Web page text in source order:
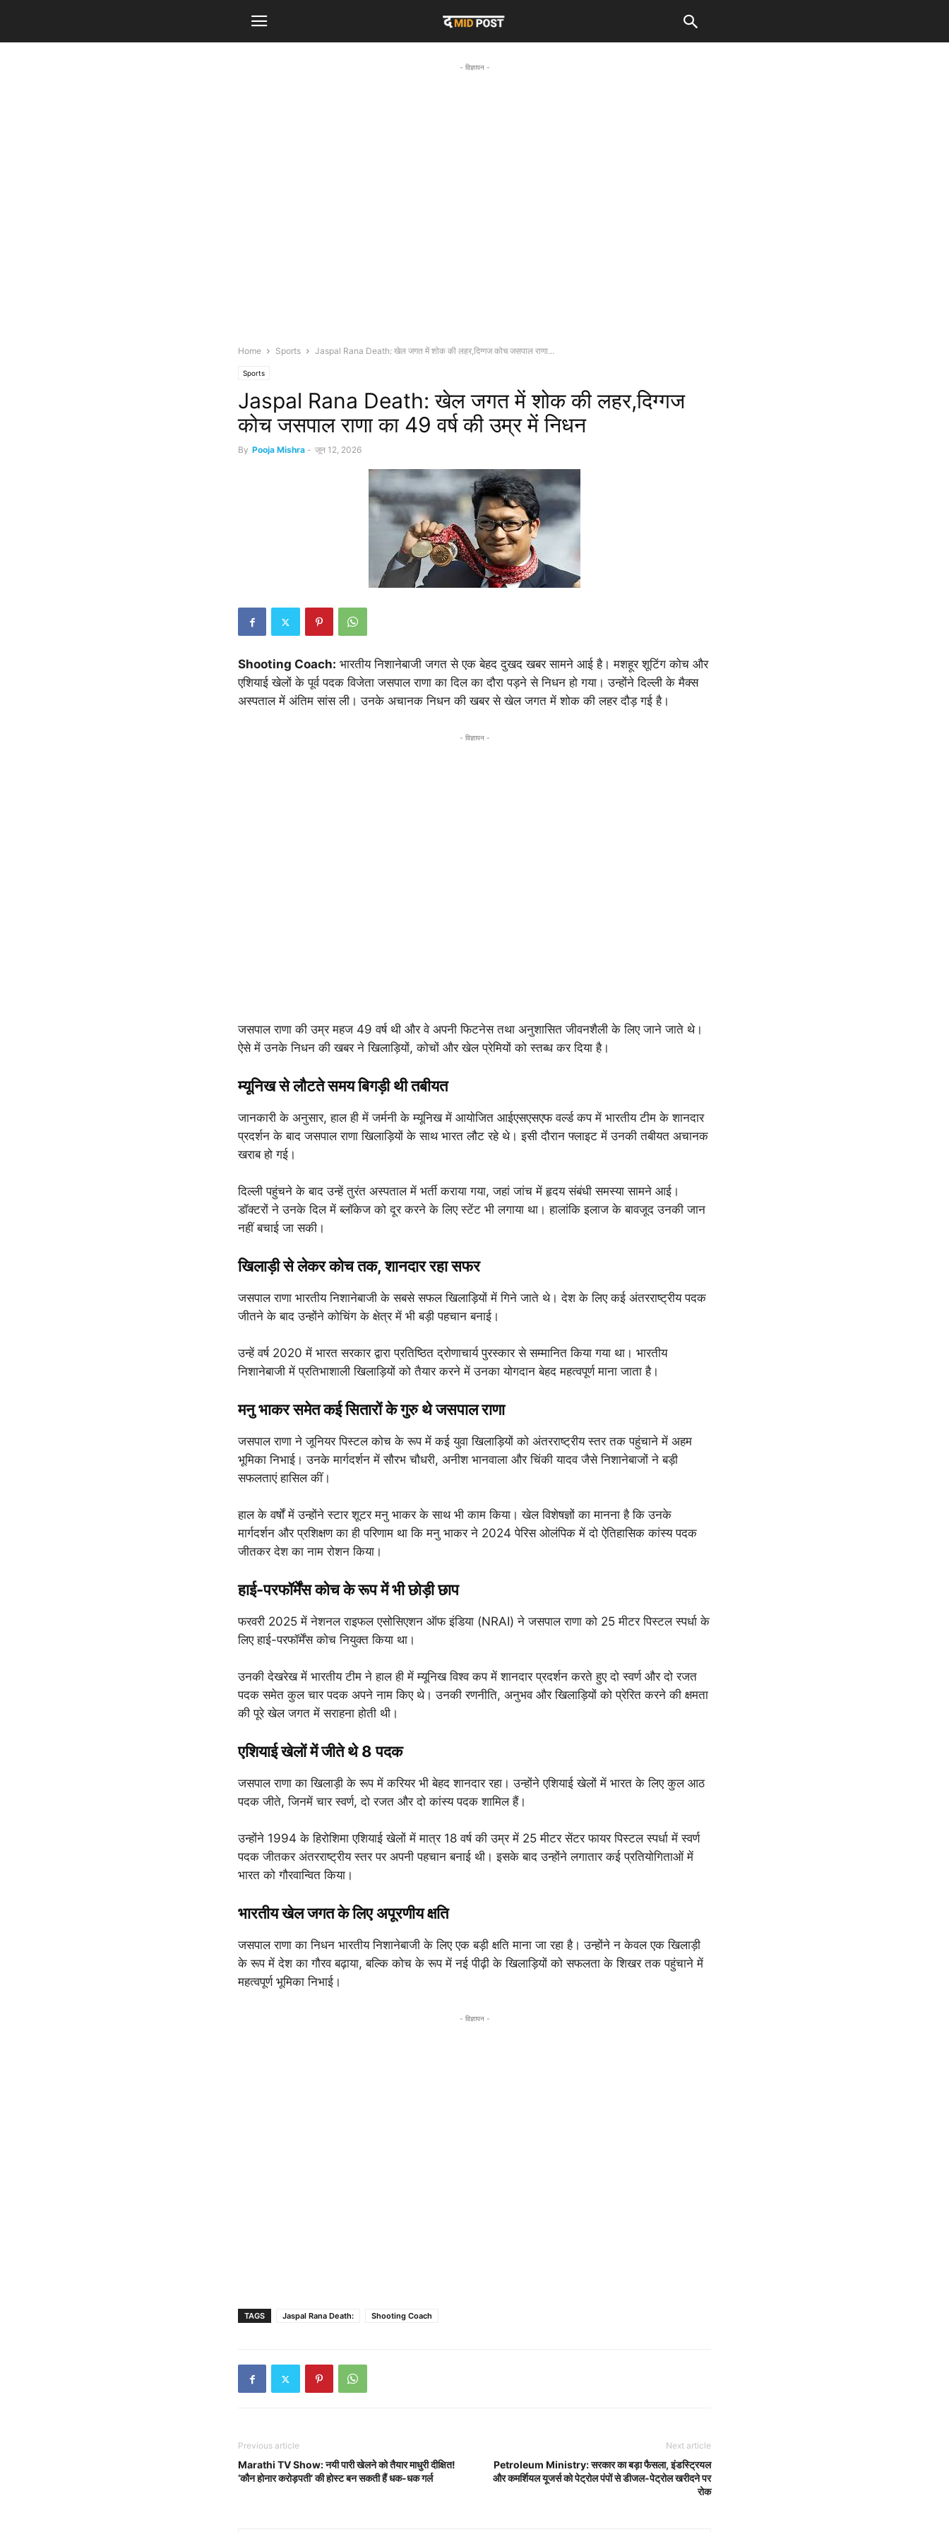
- विज्ञापन -
Home Sports Jaspal Rana Death: खेल जगत में शोक की लहर,दिग्गज कोच जसपाल राणा...
Sports
Jaspal Rana Death: खेल जगत में शोक की लहर,दिग्गज
कोच जसपाल राणा का 49 वर्ष की उम्र में निधन
By Pooja Mishra - जून 12, 2026
Shooting Coach: भारतीय निशानेबाजी जगत से एक बेहद दुखद खबर सामने आई है। मशहूर शूटिंग कोच और
एशियाई खेलों के पूर्व पदक विजेता जसपाल राणा का दिल का दौरा पड़ने से निधन हो गया। उन्होंने दिल्ली के मैक्स
अस्पताल में अंतिम सांस ली। उनके अचानक निधन की खबर से खेल जगत में शोक की लहर दौड़ गई है।
- विज्ञापन -
जसपाल राणा की उम्र महज 49 वर्ष थी और वे अपनी फिटनेस तथा अनुशासित जीवनशैली के लिए जाने जाते थे।
ऐसे में उनके निधन की खबर ने खिलाड़ियों, कोचों और खेल प्रेमियों को स्तब्ध कर दिया है।
म्यूनिख से लौटते समय बिगड़ी थी तबीयत
जानकारी के अनुसार, हाल ही में जर्मनी के म्यूनिख में आयोजित आईएसएसएफ वर्ल्ड कप में भारतीय टीम के शानदार
प्रदर्शन के बाद जसपाल राणा खिलाड़ियों के साथ भारत लौट रहे थे। इसी दौरान फ्लाइट में उनकी तबीयत अचानक
खराब हो गई।
दिल्ली पहुंचने के बाद उन्हें तुरंत अस्पताल में भर्ती कराया गया, जहां जांच में हृदय संबंधी समस्या सामने आई।
डॉक्टरों ने उनके दिल में ब्लॉकेज को दूर करने के लिए स्टेंट भी लगाया था। हालांकि इलाज के बावजूद उनकी जान
नहीं बचाई जा सकी।
खिलाड़ी से लेकर कोच तक, शानदार रहा सफर
जसपाल राणा भारतीय निशानेबाजी के सबसे सफल खिलाड़ियों में गिने जाते थे। देश के लिए कई अंतरराष्ट्रीय पदक
जीतने के बाद उन्होंने कोचिंग के क्षेत्र में भी बड़ी पहचान बनाई।
उन्हें वर्ष 2020 में भारत सरकार द्वारा प्रतिष्ठित द्रोणाचार्य पुरस्कार से सम्मानित किया गया था। भारतीय
निशानेबाजी में प्रतिभाशाली खिलाड़ियों को तैयार करने में उनका योगदान बेहद महत्वपूर्ण माना जाता है।
मनु भाकर समेत कई सितारों के गुरु थे जसपाल राणा
जसपाल राणा ने जूनियर पिस्टल कोच के रूप में कई युवा खिलाड़ियों को अंतरराष्ट्रीय स्तर तक पहुंचाने में अहम
भूमिका निभाई। उनके मार्गदर्शन में सौरभ चौधरी, अनीश भानवाला और चिंकी यादव जैसे निशानेबाजों ने बड़ी
सफलताएं हासिल कीं।
हाल के वर्षों में उन्होंने स्टार शूटर मनु भाकर के साथ भी काम किया। खेल विशेषज्ञों का मानना है कि उनके
मार्गदर्शन और प्रशिक्षण का ही परिणाम था कि मनु भाकर ने 2024 पेरिस ओलंपिक में दो ऐतिहासिक कांस्य पदक
जीतकर देश का नाम रोशन किया।
हाई-परफॉर्मेंस कोच के रूप में भी छोड़ी छाप
फरवरी 2025 में नेशनल राइफल एसोसिएशन ऑफ इंडिया (NRAI) ने जसपाल राणा को 25 मीटर पिस्टल स्पर्धा के
लिए हाई-परफॉर्मेंस कोच नियुक्त किया था।
उनकी देखरेख में भारतीय टीम ने हाल ही में म्यूनिख विश्व कप में शानदार प्रदर्शन करते हुए दो स्वर्ण और दो रजत
पदक समेत कुल चार पदक अपने नाम किए थे। उनकी रणनीति, अनुभव और खिलाड़ियों को प्रेरित करने की क्षमता
की पूरे खेल जगत में सराहना होती थी।
एशियाई खेलों में जीते थे 8 पदक
जसपाल राणा का खिलाड़ी के रूप में करियर भी बेहद शानदार रहा। उन्होंने एशियाई खेलों में भारत के लिए कुल आठ
पदक जीते, जिनमें चार स्वर्ण, दो रजत और दो कांस्य पदक शामिल हैं।
उन्होंने 1994 के हिरोशिमा एशियाई खेलों में मात्र 18 वर्ष की उम्र में 25 मीटर सेंटर फायर पिस्टल स्पर्धा में स्वर्ण
पदक जीतकर अंतरराष्ट्रीय स्तर पर अपनी पहचान बनाई थी। इसके बाद उन्होंने लगातार कई प्रतियोगिताओं में
भारत को गौरवान्वित किया।
भारतीय खेल जगत के लिए अपूरणीय क्षति
जसपाल राणा का निधन भारतीय निशानेबाजी के लिए एक बड़ी क्षति माना जा रहा है। उन्होंने न केवल एक खिलाड़ी
के रूप में देश का गौरव बढ़ाया, बल्कि कोच के रूप में नई पीढ़ी के खिलाड़ियों को सफलता के शिखर तक पहुंचाने में
महत्वपूर्ण भूमिका निभाई।
- विज्ञापन -
TAGS Jaspal Rana Death: Shooting Coach
Previous article
Marathi TV Show: नयी पारी खेलने को तैयार माधुरी दीक्षित!
‘कौन होनार करोड़पती’ की होस्ट बन सकती हैं धक-धक गर्ल
Next article
Petroleum Ministry: सरकार का बड़ा फैसला, इंडस्ट्रियल
और कमर्शियल यूजर्स को पेट्रोल पंपों से डीजल-पेट्रोल खरीदने पर
रोक